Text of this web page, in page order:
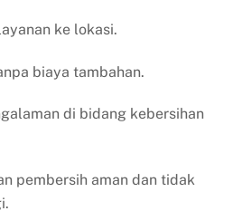
ke lokasi.
biaya tambahan.
di bidang kebersihan
pembersih aman dan tidak